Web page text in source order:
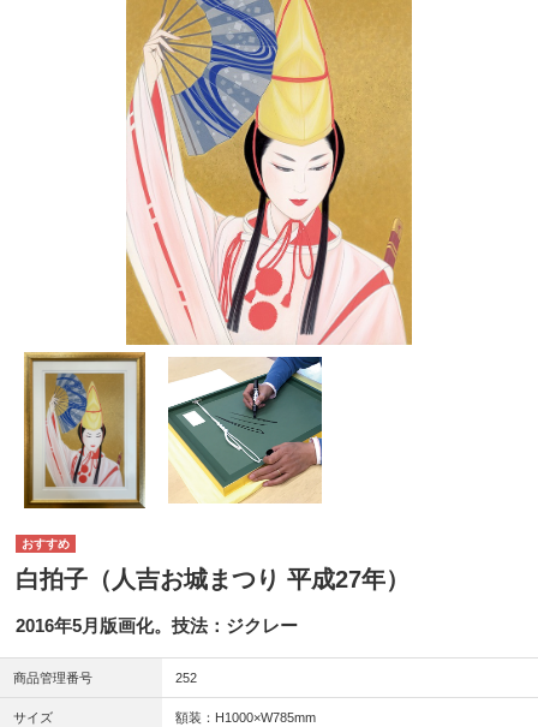
白拍子（人吉お城まつり 平成27年）
2016年5月版画化。技法：ジクレー
商品管理番号 252
サイズ 額装：H1000×W785mm